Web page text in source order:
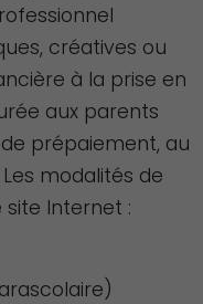
créatives ou
à la prise en
aux parents
prépaiement, au
modalités de
Internet :